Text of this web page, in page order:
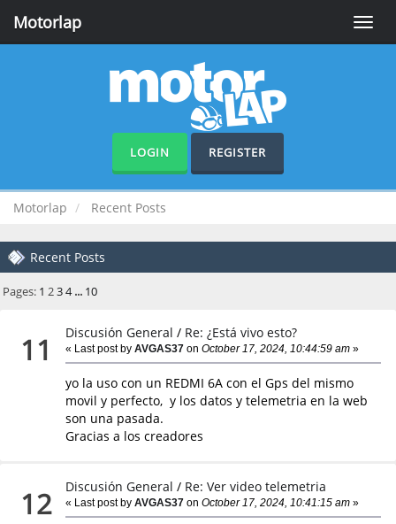
Toggle
Motorlap
LOGIN REGISTER
Motorlap Recent Posts
Recent Posts
Pages: 1 2 3 4 ... 10
11 Discusión General / Re: ¿Está vivo esto?
« Last post byAVGAS37 on October 17, 2024, 10:44:59 am »
yo la uso con un REDMI 6A con el Gps del mismo
movil y perfecto, y los datos y telemetria en la web
son una pasada.
Gracias a los creadores
12 Discusión General / Re: Ver video telemetria
« Last post byAVGAS37 on October 17, 2024, 10:41:15 am »